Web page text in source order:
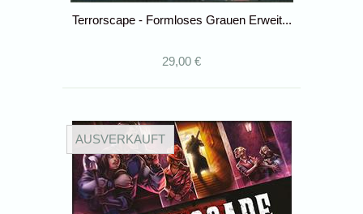
Terrorscape - Formloses Grauen Erweit...
29,00 €
AUSVERKAUFT